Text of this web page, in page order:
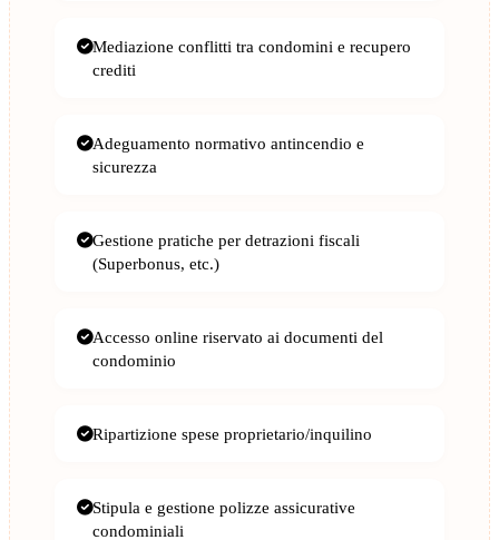
Mediazione conflitti tra condomini e recupero
crediti
Adeguamento normativo antincendio e
sicurezza
Gestione pratiche per detrazioni fiscali
(Superbonus, etc.)
Accesso online riservato ai documenti del
condominio
Ripartizione spese proprietario/inquilino
Stipula e gestione polizze assicurative
condominiali